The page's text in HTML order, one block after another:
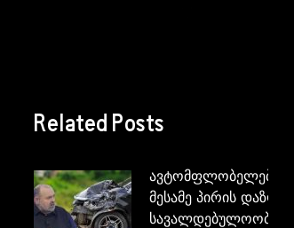
Related Posts
მესამე პირის
სავალდებულოობის